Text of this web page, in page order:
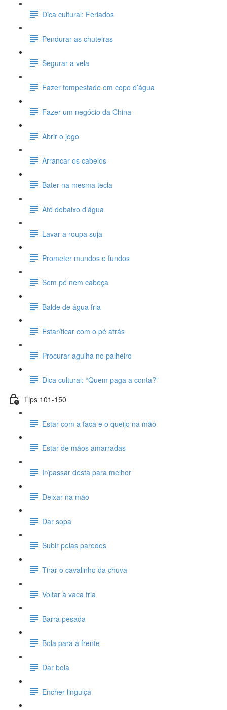
Dica cultural: Feriados
Pendurar as chuteiras
Segurar a vela
Fazer tempestade em copo d’água
Fazer um negócio da China
Abrir o jogo
Arrancar os cabelos
Bater na mesma tecla
Até debaixo d’água
Lavar a roupa suja
Prometer mundos e fundos
Sem pé nem cabeça
Balde de água fria
Estar/ficar com o pé atrás
Procurar agulha no palheiro
Dica cultural: “Quem paga a conta?”
Tips 101-150
Estar com a faca e o queijo na mão
Estar de mãos amarradas
Ir/passar desta para melhor
Deixar na mão
Dar sopa
Subir pelas paredes
Tirar o cavalinho da chuva
Voltar à vaca fria
Barra pesada
Bola para a frente
Dar bola
Encher linguiça